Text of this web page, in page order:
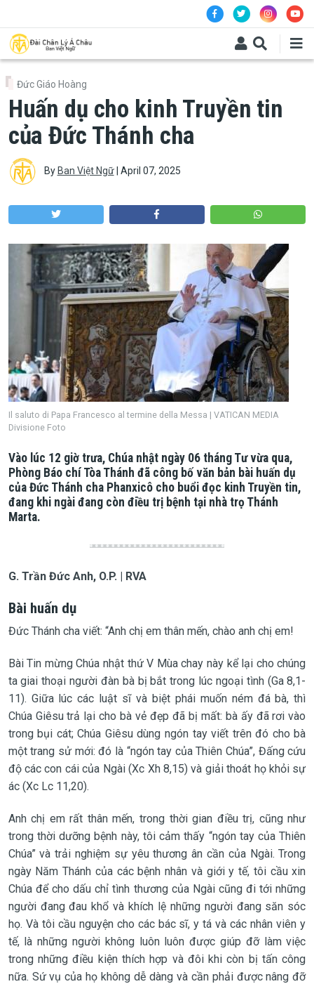
Đức Giáo Hoàng
Huấn dụ cho kinh Truyền tin
của Đức Thánh cha
By Ban Việt Ngữ| April 07, 2025
Il saluto di Papa Francesco al termine della Messa | VATICAN MEDIA
Divisione Foto
Vào lúc 12 giờ trưa, Chúa nhật ngày 06 tháng Tư vừa qua,
Phòng Báo chí Tòa Thánh đã công bố văn bản bài huấn dụ
của Đức Thánh cha Phanxicô cho buổi đọc kinh Truyền tin,
đang khi ngài đang còn điều trị bệnh tại nhà trọ Thánh
Marta.
G. Trần Đức Anh, O.P. | RVA
Bài huấn dụ
Đức Thánh cha viết: “Anh chị em thân mến, chào anh chị em!
Bài Tin mừng Chúa nhật thứ V Mùa chay này kể lại cho chúng
ta giai thoại người đàn bà bị bắt trong lúc ngoại tình (Ga 8,1-
11). Giữa lúc các luật sĩ và biệt phái muốn ném đá bà, thì
Chúa Giêsu trả lại cho bà vẻ đẹp đã bị mất: bà ấy đã rơi vào
trong bụi cát; Chúa Giêsu dùng ngón tay viết trên đó cho bà
một trang sử mới: đó là “ngón tay của Thiên Chúa”, Đấng cứu
độ các con cái của Ngài (Xc Xh 8,15) và giải thoát họ khỏi sự
ác (Xc Lc 11,20).
Anh chị em rất thân mến, trong thời gian điều trị, cũng như
trong thời dưỡng bệnh này, tôi cảm thấy “ngón tay của Thiên
Chúa” và trải nghiệm sự yêu thương ân cần của Ngài. Trong
ngày Năm Thánh của các bệnh nhân và giới y tế, tôi cầu xin
Chúa để cho dấu chỉ tình thương của Ngài cũng đi tới những
người đang đau khổ và khích lệ những người đang săn sóc
họ. Và tôi cầu nguyện cho các bác sĩ, y tá và các nhân viên y
tế, là những người không luôn luôn được giúp đỡ làm việc
trong những điều kiện thích hợp và đôi khi còn bị tấn công
nữa. Sứ vụ của họ không dễ dàng và cần phải được nâng đỡ